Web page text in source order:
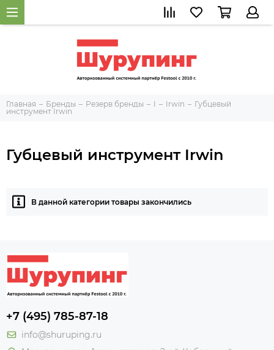
Главная Бренды Резерв бренды I Irwin
Губцевый
инструмент Irwin
Губцевый инструмент Irwin
В данной категории товары закончились
+7 (495) 785-87-18
info@shuruping.ru